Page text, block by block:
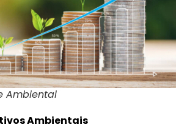
Ambiental
Ambientais